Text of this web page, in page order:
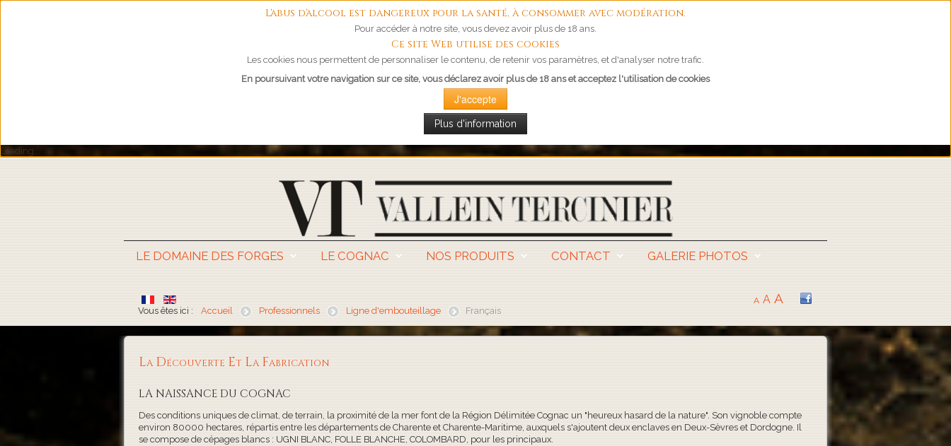
L'abus d'alcool est dangereux pour la santé, à consommer avec modération.
Pour accéder à notre site, vous devez avoir plus de 18 ans.
Ce site Web utilise des cookies
Les cookies nous permettent de personnaliser le contenu, de retenir vos paramètres, et d'analyser notre trafic.
En poursuivant votre navigation sur ce site, vous déclarez avoir plus de 18 ans et acceptez l'utilisation de cookies
J'accepte
Plus d'information
Loading...
LE DOMAINE DES FORGES LE COGNAC NOS PRODUITS CONTACT GALERIE PHOTOS
Vous êtes ici : Accueil Professionnels Ligne d'embouteillage Français
A A A
La Découverte Et La Fabrication
LA NAISSANCE DU COGNAC
Des conditions uniques de climat, de terrain, la proximité de la mer font de la Région Délimitée Cognac un "heureux hasard de la nature". Son vignoble compte
environ 80000 hectares, répartis entre les départements de Charente et Charente-Maritime, auxquels s'ajoutent deux enclaves en Deux-Sèvres et Dordogne. Il
se compose de cépages blancs : UGNI BLANC, FOLLE BLANCHE, COLOMBARD, pour les principaux.